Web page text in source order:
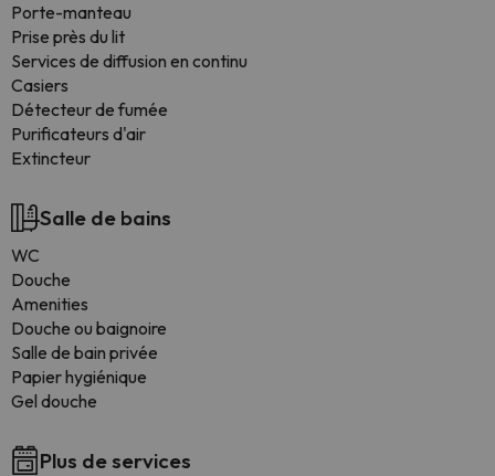
Porte-manteau
Prise près du lit
Services de diffusion en continu
Casiers
Détecteur de fumée
Purificateurs d'air
Extincteur
Salle de bains
WC
Douche
Amenities
Douche ou baignoire
Salle de bain privée
Papier hygiénique
Gel douche
Plus de services